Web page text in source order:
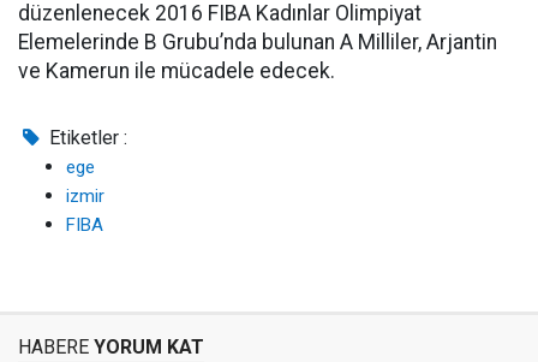
düzenlenecek 2016 FIBA Kadınlar Olimpiyat
Elemelerinde B Grubu’nda bulunan A Milliler, Arjantin
ve Kamerun ile mücadele edecek.
Etiketler :
ege
izmir
FIBA
HABERE YORUM KAT